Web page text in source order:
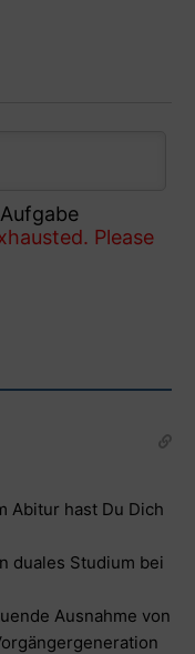
Please
Abitur hast Du Dich
duales Studium bei
Ausnahme von